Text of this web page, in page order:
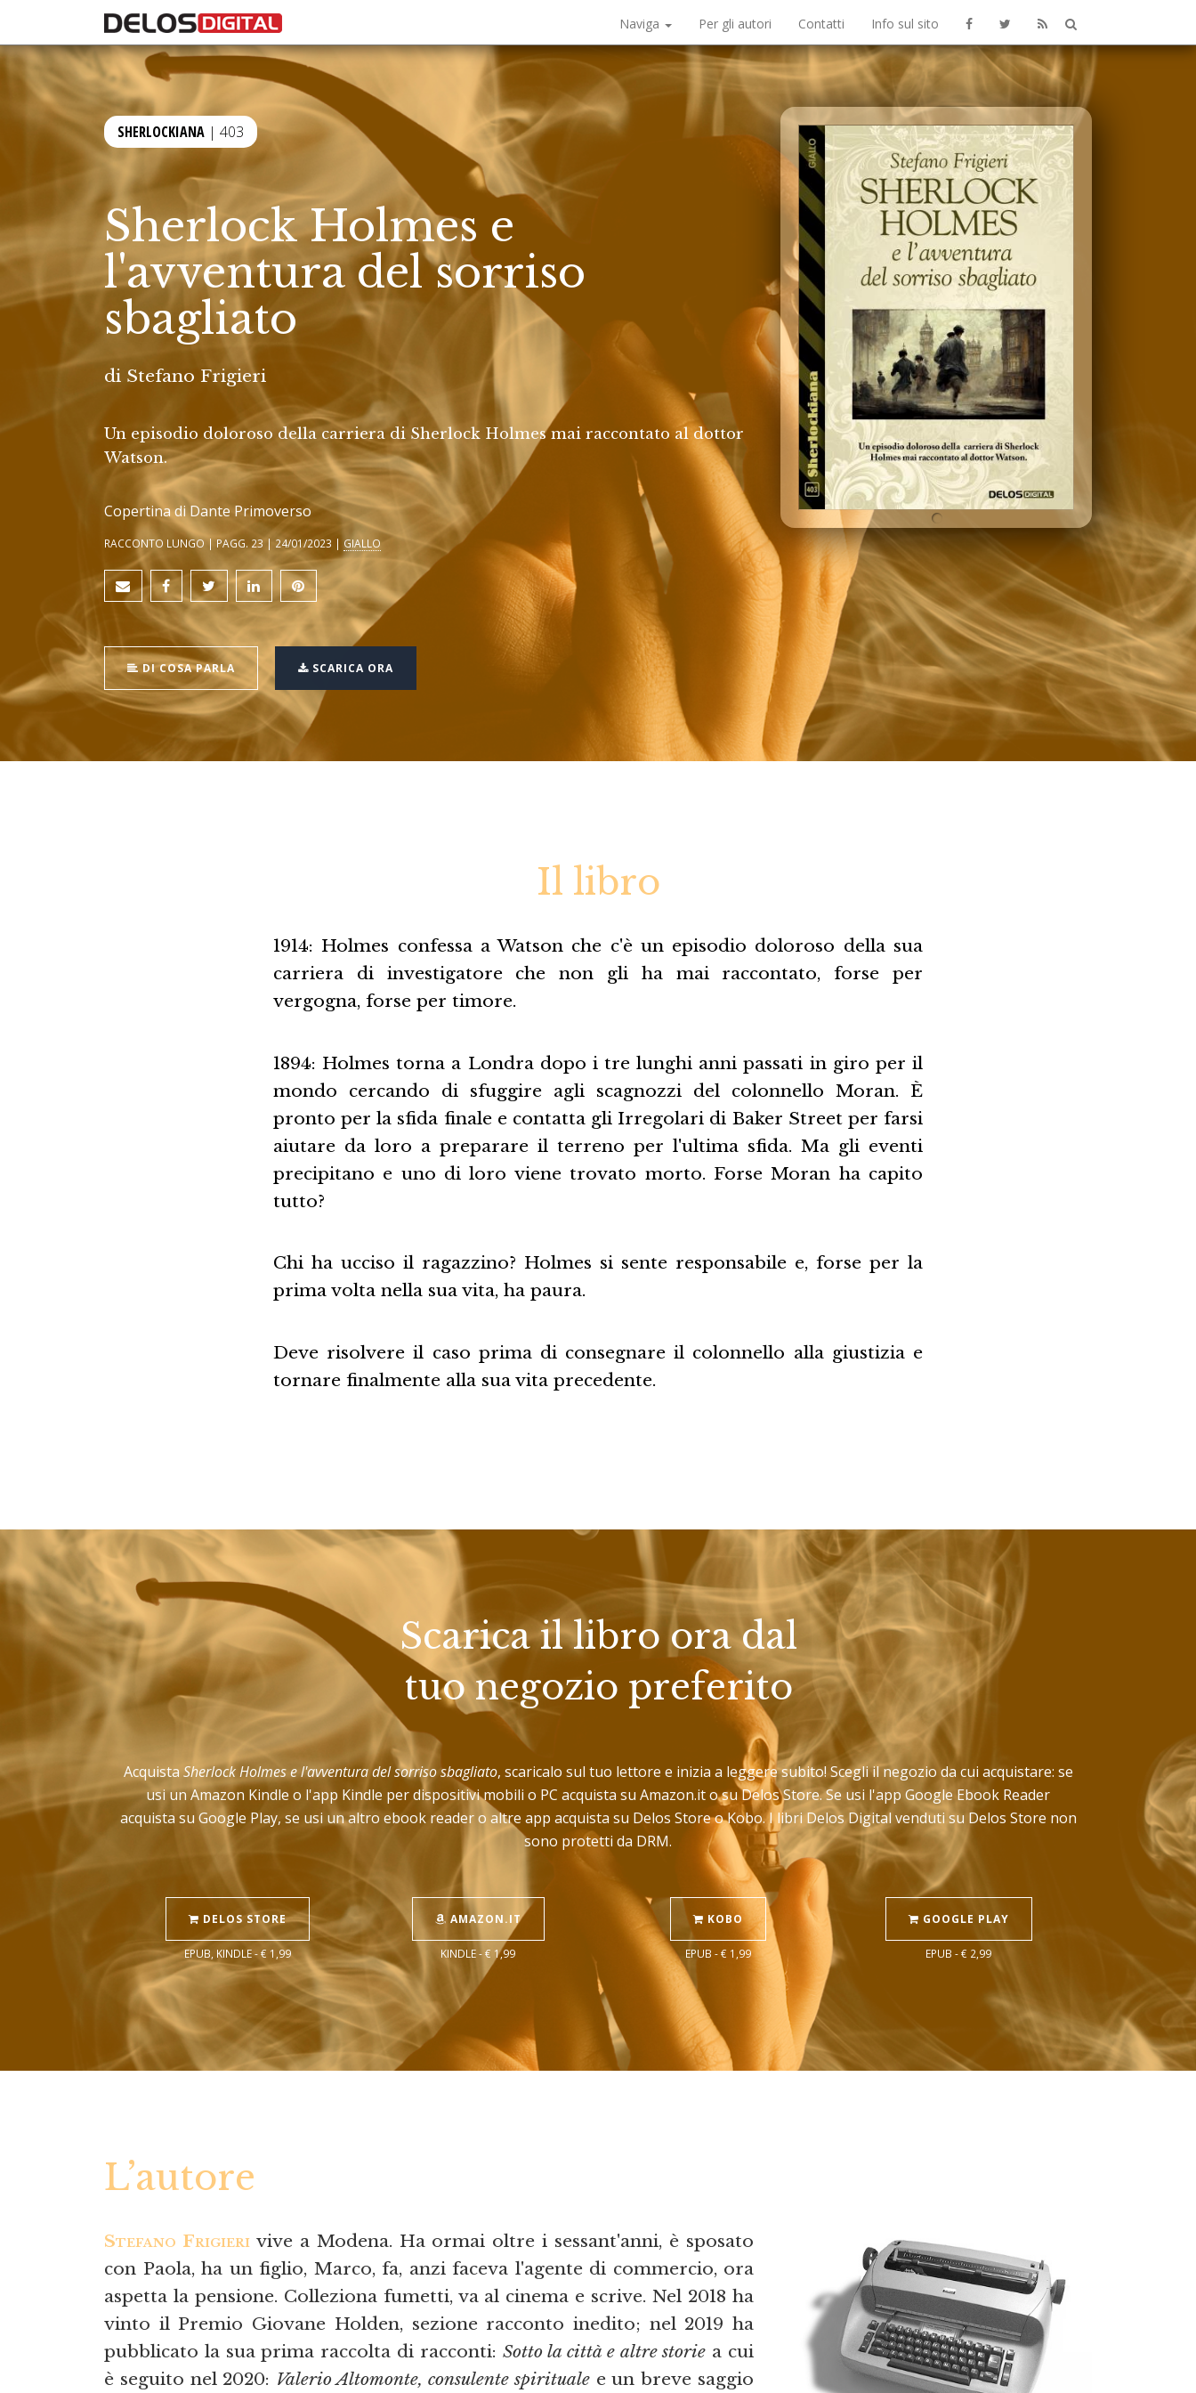
Naviga Per gli autori Contatti Info sul sito
SHERLOCKIANA | 403
Sherlock Holmes e
l'avventura del sorriso
sbagliato
di Stefano Frigieri
Un episodio doloroso della carriera di Sherlock Holmes mai raccontato al dottor
Watson.
Copertina di Dante Primoverso
RACCONTO LUNGO | PAGG. 23 | 24/01/2023 | GIALLO
DI COSA PARLA SCARICA ORA
Il libro
1914: Holmes confessa a Watson che c'è un episodio doloroso della sua
carriera di investigatore che non gli ha mai raccontato, forse per
vergogna, forse per timore.
1894: Holmes torna a Londra dopo i tre lunghi anni passati in giro per il
mondo cercando di sfuggire agli scagnozzi del colonnello Moran. È
pronto per la sfida finale e contatta gli Irregolari di Baker Street per farsi
aiutare da loro a preparare il terreno per l'ultima sfida. Ma gli eventi
precipitano e uno di loro viene trovato morto. Forse Moran ha capito
tutto?
Chi ha ucciso il ragazzino? Holmes si sente responsabile e, forse per la
prima volta nella sua vita, ha paura.
Deve risolvere il caso prima di consegnare il colonnello alla giustizia e
tornare finalmente alla sua vita precedente.
Scarica il libro ora dal
tuo negozio preferito
Acquista Sherlock Holmes e l'avventura del sorriso sbagliato, scaricalo sul tuo lettore e inizia a leggere subito! Scegli il negozio da cui acquistare: se
usi un Amazon Kindle o l'app Kindle per dispositivi mobili o PC acquista su Amazon.it o su Delos Store. Se usi l'app Google Ebook Reader
acquista su Google Play, se usi un altro ebook reader o altre app acquista su Delos Store o Kobo. I libri Delos Digital venduti su Delos Store non
sono protetti da DRM.
DELOS STORE
EPUB, KINDLE - € 1,99
AMAZON.IT
KINDLE - € 1,99
KOBO
EPUB - € 1,99
GOOGLE PLAY
EPUB - € 2,99
L’autore
Stefano Frigierivive a Modena. Ha ormai oltre i sessant'anni, è sposato
con Paola, ha un figlio, Marco, fa, anzi faceva l'agente di commercio, ora
aspetta la pensione. Colleziona fumetti, va al cinema e scrive. Nel 2018 ha
vinto il Premio Giovane Holden, sezione racconto inedito; nel 2019 ha
pubblicato la sua prima raccolta di racconti: Sotto la città e altre storie a cui
è seguito nel 2020: Valerio Altomonte, consulente spiritualee un breve saggio